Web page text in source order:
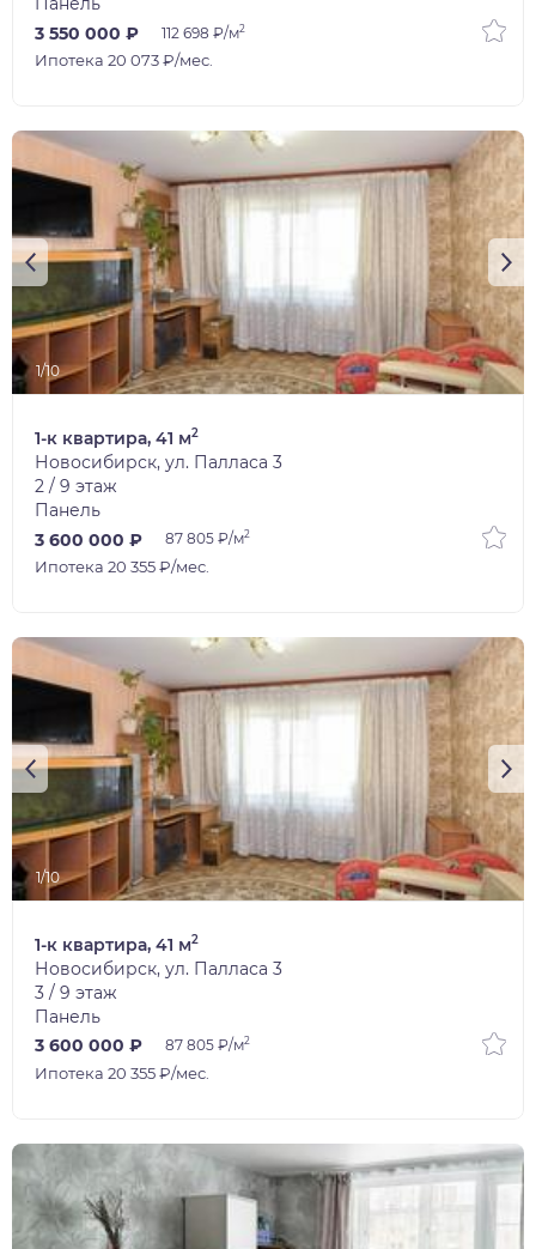
3 550 000 ₽
112 698 ₽/м2
Ипотека 20 073 ₽/мес.
1/10
1-к квартира, 41 м2
Новосибирск, ул. Палласа 3
2 / 9 этаж
Панель
3 600 000 ₽
87 805 ₽/м2
Ипотека 20 355 ₽/мес.
1/10
1-к квартира, 41 м2
Новосибирск, ул. Палласа 3
3 / 9 этаж
Панель
3 600 000 ₽
87 805 ₽/м2
Ипотека 20 355 ₽/мес.